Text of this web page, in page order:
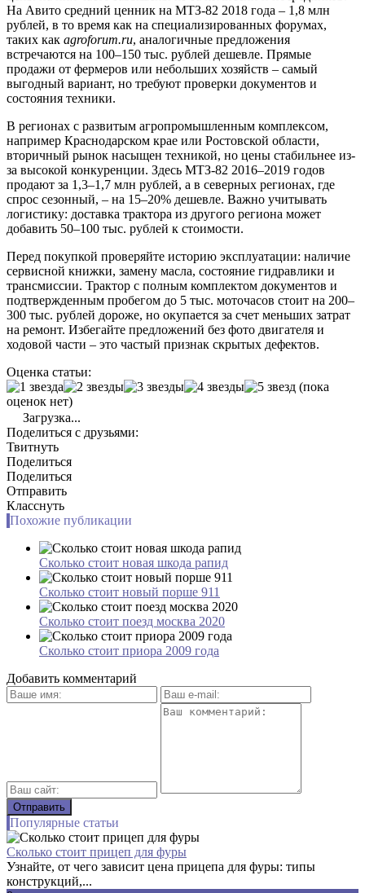
На Авито средний ценник на МТЗ-82 2018 года – 1,8 млн
рублей, в то время как на специализированных форумах,
таких как agroforum.ru, аналогичные предложения
встречаются на 100–150 тыс. рублей дешевле. Прямые
продажи от фермеров или небольших хозяйств – самый
выгодный вариант, но требуют проверки документов и
состояния техники.
В регионах с развитым агропромышленным комплексом,
например Краснодарском крае или Ростовской области,
вторичный рынок насыщен техникой, но цены стабильнее из-
за высокой конкуренции. Здесь МТЗ-82 2016–2019 годов
продают за 1,3–1,7 млн рублей, а в северных регионах, где
спрос сезонный, – на 15–20% дешевле. Важно учитывать
логистику: доставка трактора из другого региона может
добавить 50–100 тыс. рублей к стоимости.
Перед покупкой проверяйте историю эксплуатации: наличие
сервисной книжки, замену масла, состояние гидравлики и
трансмиссии. Трактор с полным комплектом документов и
подтвержденным пробегом до 5 тыс. моточасов стоит на 200–
300 тыс. рублей дороже, но окупается за счет меньших затрат
на ремонт. Избегайте предложений без фото двигателя и
ходовой части – это частый признак скрытых дефектов.
Оценка статьи:
(пока
оценок нет)
Загрузка...
Поделиться с друзьями:
Твитнуть
Поделиться
Поделиться
Отправить
Класснуть
Похожие публикации
Сколько стоит новая шкода рапид
Сколько стоит новый порше 911
Сколько стоит поезд москва 2020
Сколько стоит приора 2009 года
Добавить комментарий
Популярные статьи
Сколько стоит прицеп для фуры
Узнайте, от чего зависит цена прицепа для фуры: типы
конструкций,...